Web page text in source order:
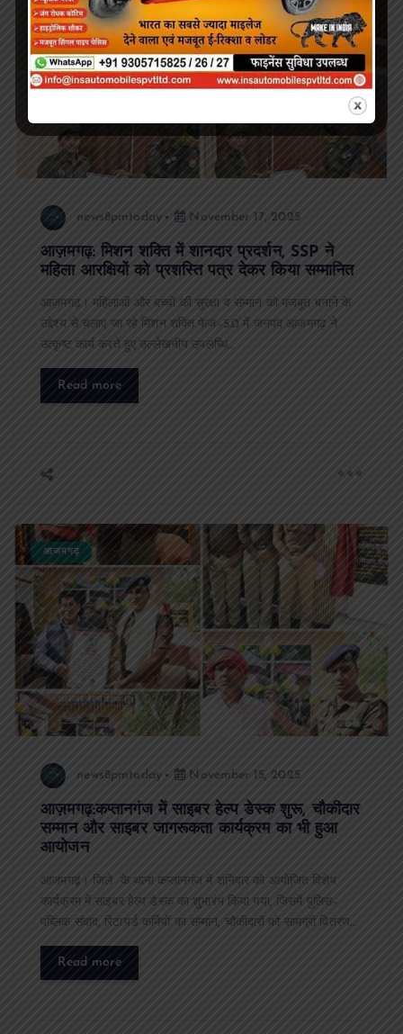
news8pmtoday November 17, 2025
आज़मगढ़: मिशन शक्ति में शानदार प्रदर्शन, SSP ने
महिला आरक्षियों को प्रशस्ति पत्र देकर किया सम्मानित
आज़मगढ़। महिलाओं और बच्चों की सुरक्षा व सम्मान को मजबूत बनाने के
उद्देश्य से चलाए जा रहे मिशन शक्ति फेज–5.0 में जनपद आजमगढ़ ने
उत्कृष्ट कार्य करते हुए उल्लेखनीय उपलब्धि…
Read more
आजमगढ़
news8pmtoday November 15, 2025
आज़मगढ़:कप्तानगंज में साइबर हेल्प डेस्क शुरू, चौकीदार
सम्मान और साइबर जागरूकता कार्यक्रम का भी हुआ
आयोजन
आजमगढ़। जिले के थाना कप्तानगंज में शनिवार को आयोजित विशेष
कार्यक्रम में साइबर हेल्प डेस्क का शुभारंभ किया गया, जिसमें पुलिस–
पब्लिक संवाद, रिटायर्ड कर्मियों का सम्मान, चौकीदारों को सामग्री वितरण…
Read more